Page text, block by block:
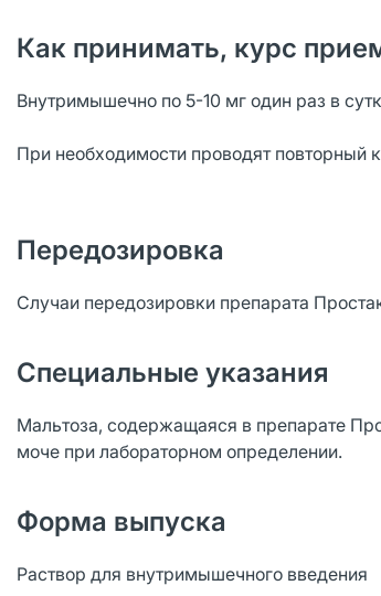
Как принимать, курс
Внутримышечно по 5-10 мг один раз в
При необходимости проводят повторный
Передозировка
Случаи передозировки препарата
Специальные указания
Мальтоза, содержащаяся в препарате
моче при лабораторном определении.
Форма выпуска
Раствор для внутримышечного введения